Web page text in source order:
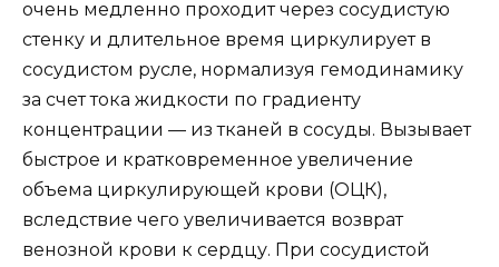
очень медленно проходит через сосудистую
стенку и длительное время циркулирует в
сосудистом русле, нормализуя гемодинамику
за счет тока жидкости по градиенту
концентрации — из тканей в сосуды. Вызывает
быстрое и кратковременное увеличение
объема циркулирующей крови (ОЦК),
вследствие чего увеличивается возврат
венозной крови к сердцу. При сосудистой